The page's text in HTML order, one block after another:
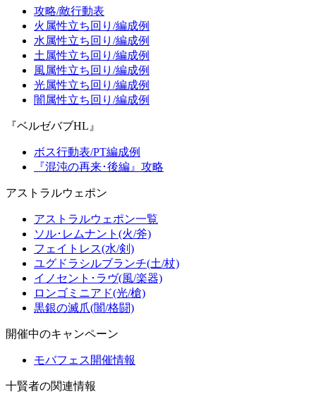
攻略/敵行動表
火属性立ち回り/編成例
水属性立ち回り/編成例
土属性立ち回り/編成例
風属性立ち回り/編成例
光属性立ち回り/編成例
闇属性立ち回り/編成例
『ベルゼバブHL』
ボス行動表/PT編成例
『混沌の再来･後編』攻略
アストラルウェポン
アストラルウェポン一覧
ソル･レムナント(火/斧)
フェイトレス(水/剣)
ユグドラシルブランチ(土/杖)
イノセント･ラヴ(風/楽器)
ロンゴミニアド(光/槍)
黒銀の滅爪(闇/格闘)
開催中のキャンペーン
モバフェス開催情報
十賢者の関連情報